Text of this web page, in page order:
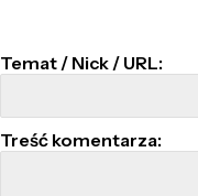
Temat / Nick / URL:
Treść komentarza: